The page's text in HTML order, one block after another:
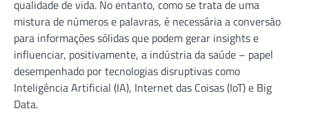
qualidade de vida. No entanto, como se trata de uma
mistura de números e palavras, é necessária a conversão
para informações sólidas que podem gerar insights e
influenciar, positivamente, a indústria da saúde – papel
desempenhado por tecnologias disruptivas como
Inteligência Artificial (IA), Internet das Coisas (IoT) e Big
Data.